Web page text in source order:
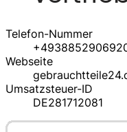
Telefon-Nummer
Webseite
Umsatzsteuer-ID
DE281712081